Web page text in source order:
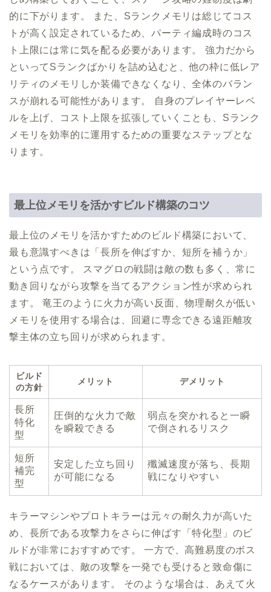
的に下がります。 また、Sランクメモリは総じてコス
トが高く設定されているため、パーティ編成時のコス
ト上限には常に気を配る必要があります。 強力だから
といってSランクばかりを詰め込むと、他の枠に低レア
リティのメモリしか装備できなくなり、全体のバラン
スが崩れる可能性があります。 自身のプレイヤーレベ
ルを上げ、コスト上限を拡張していくことも、Sランク
メモリを効率的に運用するための重要なステップとな
ります。
最上位メモリを活かすビルド構築のコツ
最上位のメモリを活かすためのビルド構築において、
最も意識すべきは「長所を伸ばすか、短所を補うか」
という点です。 スマグロの戦闘は敵の数も多く、常に
動き回りながら攻撃を当てるアクション性が求められ
ます。 竜王のように火力が高い反面、物理耐久が低い
メモリを使用する場合は、回避に専念できる遠距離攻
撃主体の立ち回りが求められます。
ビルド
の方針
メリット デメリット
長所
特化
型
圧倒的な火力で敵
を瞬殺できる
弱点を突かれると一瞬
で倒されるリスク
短所
補完
型
安定した立ち回り
が可能になる
殲滅速度が落ち、長期
戦になりやすい
キラーマシンやプロトキラーは元々の耐久力が高いた
め、長所である攻撃力をさらに伸ばす「特化型」のビ
ルドが非常におすすめです。 一方で、高難易度のボス
戦においては、敵の攻撃を一発でも受けると致命傷に
なるケースがあります。 そのような場合は、あえて火